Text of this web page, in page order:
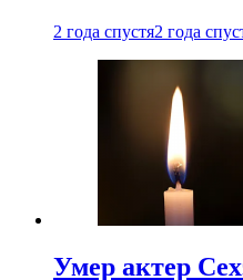
2 года спустя2 года
Умер актер